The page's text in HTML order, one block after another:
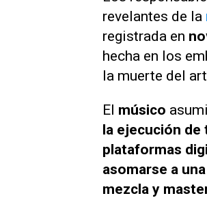
revelantes de la
registrada en
hecha en los
la muerte del
El músico
la ejecución
plataformas
asomarse a
mezcla y